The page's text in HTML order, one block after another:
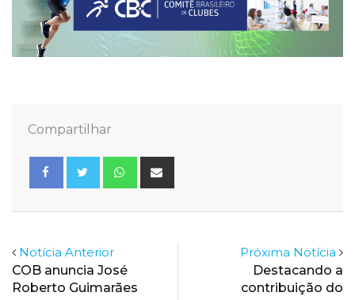
Compartilhar
Whatsapp
Notícia Anterior
COB anuncia José
Roberto Guimarães
Próxima Notícia
Destacando a
contribuição do